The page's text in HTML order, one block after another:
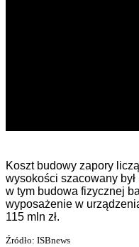
Koszt budowy zapory
wysokości szacowany
w tym budowa fizycznej
wyposażenie w
115 mln zł.
Źródło: ISBnews